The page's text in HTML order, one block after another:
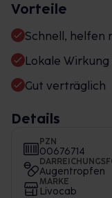
Vorteile
Schnell, helfen
Lokale
Gut verträglich
Details
PZN
00676714
Augentropfen
MARKE
Livocab